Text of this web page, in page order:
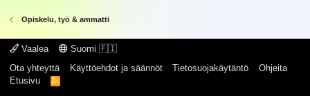
Opiskelu, työ & ammatti
Vaalea
Suomi 🇫🇮
Ota yhteyttä
Käyttöehdot ja säännöt Tietosuojakäytäntö
Ohjeita
Etusivu
R